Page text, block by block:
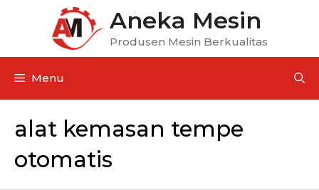
Aneka Mesin
Produsen Mesin Berkualitas
Menu
alat kemasan tempe
otomatis